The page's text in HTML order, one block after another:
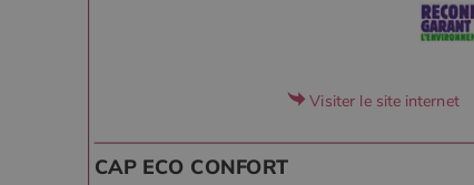
Visiter le site internet
CAP ECO CONFORT